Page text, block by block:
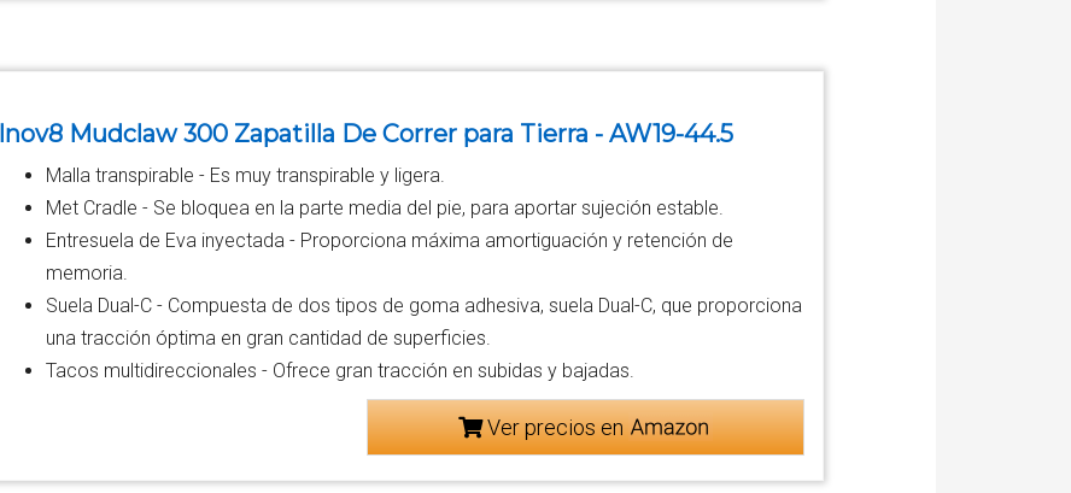
Inov8 Mudclaw 300 Zapatilla De Correr para Tierra - AW19-44.5
Malla transpirable - Es muy transpirable y ligera.
Met Cradle - Se bloquea en la parte media del pie, para aportar sujeción estable.
Entresuela de Eva inyectada - Proporciona máxima amortiguación y retención de
memoria.
Suela Dual-C - Compuesta de dos tipos de goma adhesiva, suela Dual-C, que proporciona
una tracción óptima en gran cantidad de superficies.
Tacos multidireccionales - Ofrece gran tracción en subidas y bajadas.
Ver precios en